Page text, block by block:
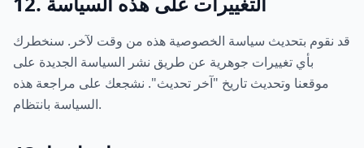
قد نقوم بتحديث سياسة الخصوصية هذه من وقت لآخر. سنخطرك
بأي تغييرات جوهرية عن طريق نشر السياسة الجديدة على
موقعنا وتحديث تاريخ "آخر تحديث". نشجعك على مراجعة هذه
السياسة بانتظام.